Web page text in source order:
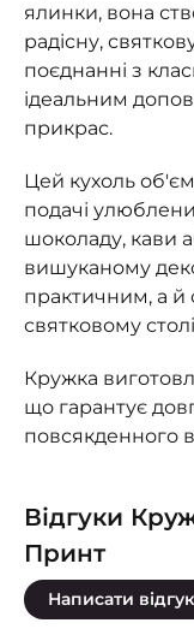
ялинки, вона
радісну,
поєднанні з
ідеальним
прикрас.
Цей кухоль
подачі
шоколаду, кави
вишуканому
практичним, а й
святковому
Кружка
що гарантує
повсякденного
Відгуки
Принт
Написати відгук